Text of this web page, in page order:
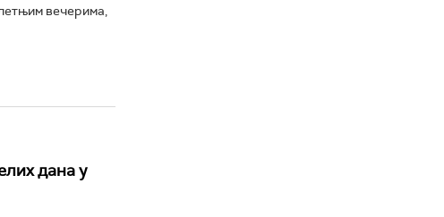
вечерима,
дана у